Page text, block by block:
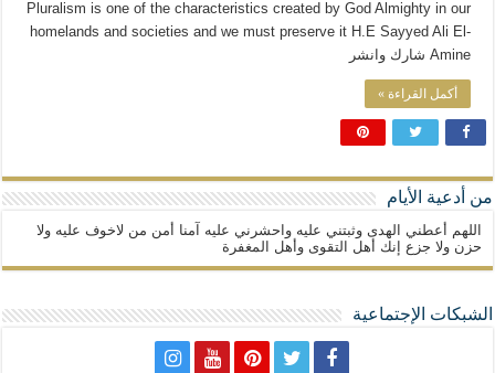
Pluralism is one of the characteristics created by God Almighty in our
homelands and societies and we must preserve it H.E Sayyed Ali El-
Amine شارك وانشر
أكمل القراءة »
من أدعية الأيام
اللهم أعطني الهدى وثبتني عليه واحشرني عليه آمنا أمن من لاخوف عليه ولا
حزن ولا جزع إنك أهل التقوى وأهل المغفرة
الشبكات الإجتماعية